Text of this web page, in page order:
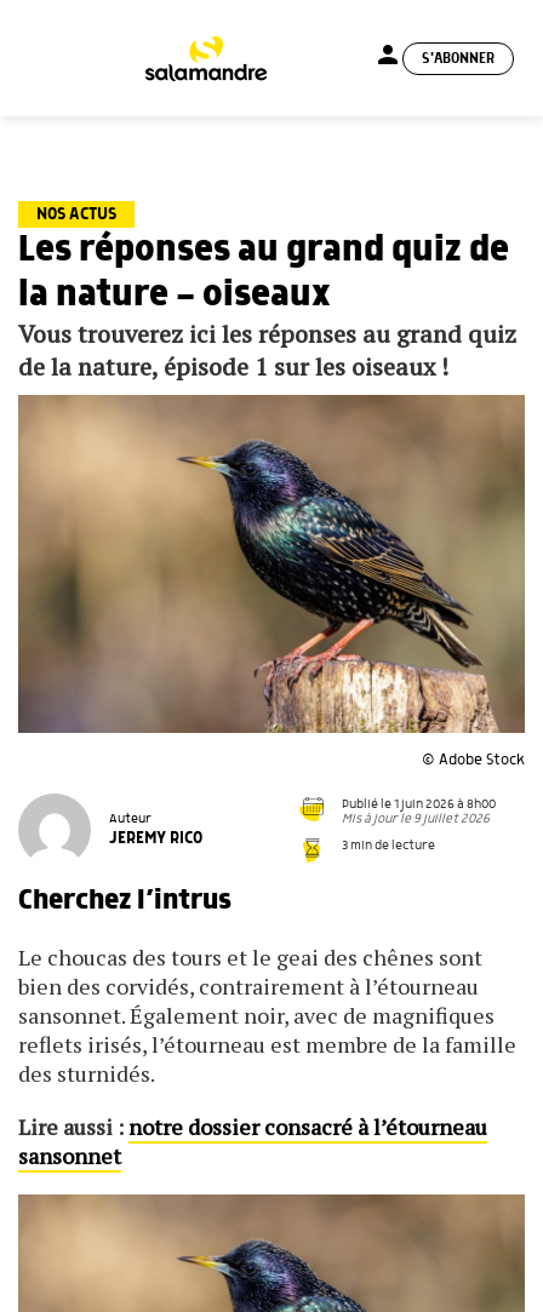
person S'ABONNER
NOS ACTUS
Les réponses au grand quiz de
la nature — oiseaux
Vous trouverez ici les réponses au grand quiz
de la nature, épisode 1 sur les oiseaux !
© Adobe Stock
Auteur
JEREMY RICO
Publié le 1 juin 2026 à 8h00
Mis à jour le 9 juillet 2026
3 min de lecture
Cherchez l’intrus
Le choucas des tours et le geai des chênes sont
bien des corvidés, contrairement à l’étourneau
sansonnet. Également noir, avec de magnifiques
reflets irisés, l’étourneau est membre de la famille
des sturnidés.
Lire aussi :notre dossier consacré à l’étourneau
sansonnet